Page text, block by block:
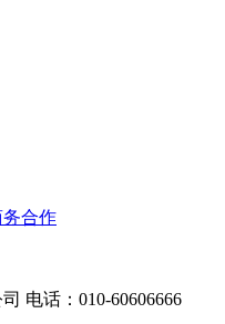
务合作
电话：010-60606666